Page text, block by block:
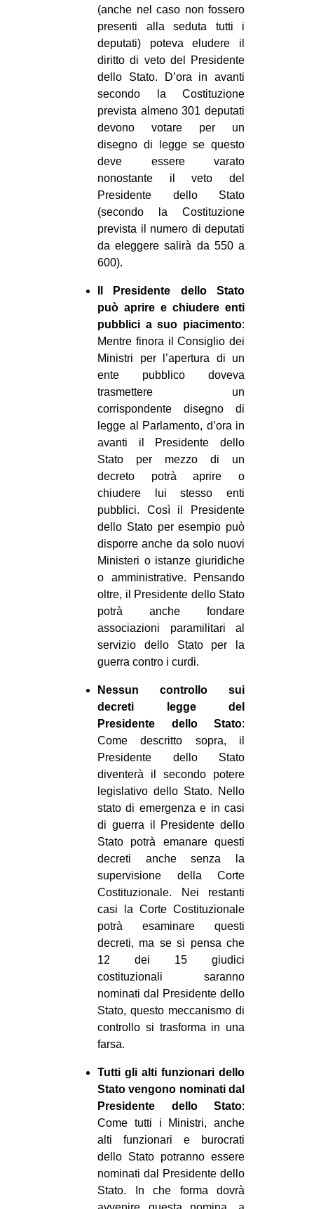
(anche nel caso non fossero
presenti alla seduta tutti i
deputati) poteva eludere il
diritto di veto del Presidente
dello Stato. D’ora in avanti
secondo la Costituzione
prevista almeno 301 deputati
devono votare per un
disegno di legge se questo
deve essere varato
nonostante il veto del
Presidente dello Stato
(secondo la Costituzione
prevista il numero di deputati
da eleggere salirà da 550 a
600).
Il Presidente dello Stato
può aprire e chiudere enti
pubblici a suo piacimento:
Mentre finora il Consiglio dei
Ministri per l’apertura di un
ente pubblico doveva
trasmettere un
corrispondente disegno di
legge al Parlamento, d’ora in
avanti il Presidente dello
Stato per mezzo di un
decreto potrà aprire o
chiudere lui stesso enti
pubblici. Così il Presidente
dello Stato per esempio può
disporre anche da solo nuovi
Ministeri o istanze giuridiche
o amministrative. Pensando
oltre, il Presidente dello Stato
potrà anche fondare
associazioni paramilitari al
servizio dello Stato per la
guerra contro i curdi.
Nessun controllo sui
decreti legge del
Presidente dello Stato:
Come descritto sopra, il
Presidente dello Stato
diventerà il secondo potere
legislativo dello Stato. Nello
stato di emergenza e in casi
di guerra il Presidente dello
Stato potrà emanare questi
decreti anche senza la
supervisione della Corte
Costituzionale. Nei restanti
casi la Corte Costituzionale
potrà esaminare questi
decreti, ma se si pensa che
12 dei 15 giudici
costituzionali saranno
nominati dal Presidente dello
Stato, questo meccanismo di
controllo si trasforma in una
farsa.
Tutti gli alti funzionari dello
Stato vengono nominati dal
Presidente dello Stato:
Come tutti i Ministri, anche
alti funzionari e burocrati
dello Stato potranno essere
nominati dal Presidente dello
Stato. In che forma dovrà